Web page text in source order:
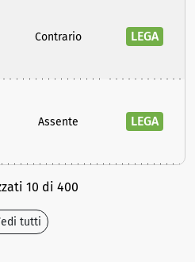
Contrario LEGA
Assente LEGA
10 di 400
tutti